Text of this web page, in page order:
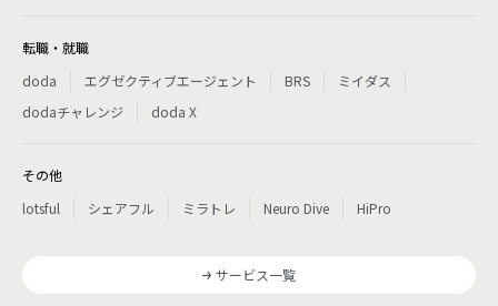
転職・就職
doda
エグゼクティブエージェント BRS
ミイダス
dodaチャレンジ
doda X
その他
lotsful
シェアフル ミラトレ Neuro Dive HiPro
サービス一覧